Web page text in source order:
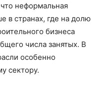
неформальная
в странах, где на долю
бизнеса
числа занятых. В
особенно
сектору.